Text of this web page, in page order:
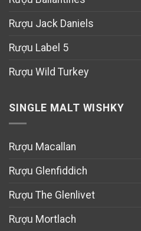
Rượu Jack Daniels
Rượu Label 5
Rượu Wild Turkey
SINGLE MALT WISHKY
Rượu Macallan
Rượu Glenfiddich
Rượu The Glenlivet
Rượu Mortlach